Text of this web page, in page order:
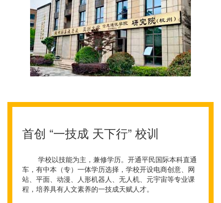
首创 “一技成 天下行” 校训
学校以技能为主，兼修学历。开通平民国际本科直通
车，有中本（专）一体学历选择，学校开设电商创意、网
站、平面、动漫、人形机器人、无人机、元宇宙等专业课
程，培养具有人文素养的一技成天赋人才。